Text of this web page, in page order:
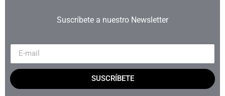
Suscríbete a nuestro Newsletter
SUSCRÍBETE